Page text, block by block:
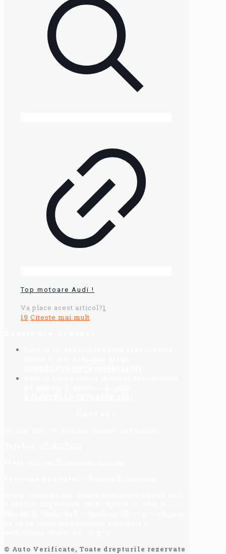
Top motoare Audi !
Va place acest articol?1
19 Citeste mai mult
© Auto Verificate, Toate drepturile rezervate